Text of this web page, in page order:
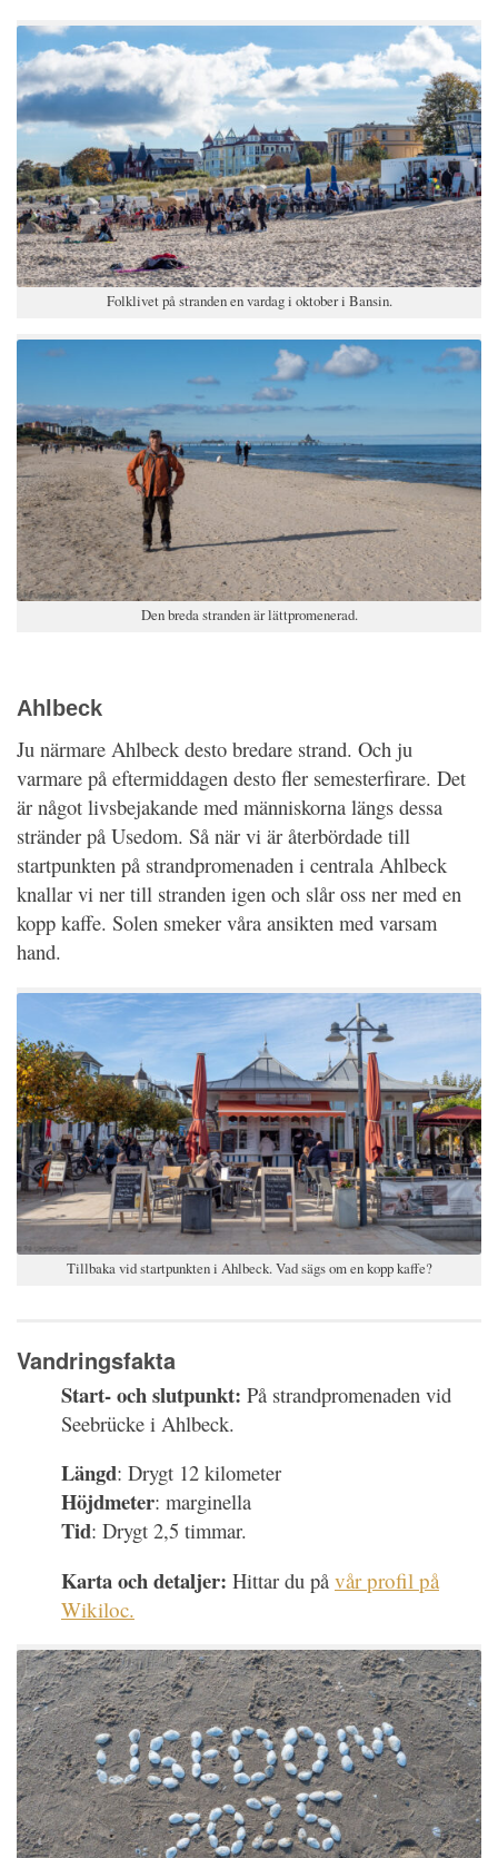
Folklivet på stranden en vardag i oktober i Bansin.
Den breda stranden är lättpromenerad.
Ahlbeck
Ju närmare Ahlbeck desto bredare strand. Och ju
varmare på eftermiddagen desto fler semesterfirare. Det
är något livsbejakande med människorna längs dessa
stränder på Usedom. Så när vi är återbördade till
startpunkten på strandpromenaden i centrala Ahlbeck
knallar vi ner till stranden igen och slår oss ner med en
kopp kaffe. Solen smeker våra ansikten med varsam
hand.
Tillbaka vid startpunkten i Ahlbeck. Vad sägs om en kopp kaffe?
Vandringsfakta
Start- och slutpunkt: På strandpromenaden vid
Seebrücke i Ahlbeck.
Längd: Drygt 12 kilometer
Höjdmeter: marginella
Tid: Drygt 2,5 timmar.
Karta och detaljer: Hittar du på vår profil på
Wikiloc.